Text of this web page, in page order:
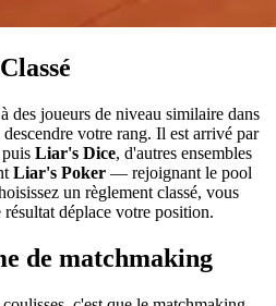
des joueurs de niveau similaire dans
votre rang. Il est arrivé par
puis Liar's Dice, d'autres ensembles
Liar's Poker — rejoignant le pool
un règlement classé, vous
déplace votre position.
de matchmaking